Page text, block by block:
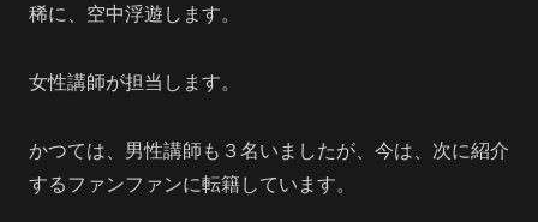
稀に、空中浮遊します。
女性講師が担当します。
かつては、男性講師も３名いましたが、今は、次に紹介
するファンファンに転籍しています。